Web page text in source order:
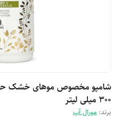
شامپو مخصوص موهای خشک
۳۰۰ میلی لیتر
برند: مورال آپ